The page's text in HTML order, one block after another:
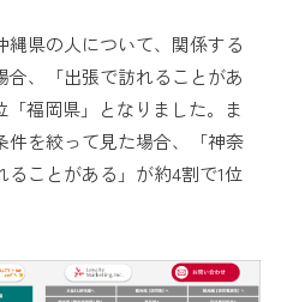
県の人について、関係する
、「出張で訪れることがあ
「福岡県」となりました。ま
件を絞って見た場合、「神奈
ことがある」が約4割で1位